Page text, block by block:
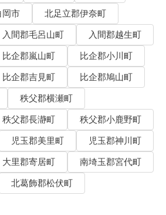
岡市
北足立郡伊奈町
入間郡毛呂山町
入間郡越生町
比企郡嵐山町
比企郡小川町
比企郡吉見町
比企郡鳩山町
秩父郡横瀬町
秩父郡長瀞町
秩父郡小鹿野町
児玉郡美里町
児玉郡神川町
大里郡寄居町
南埼玉郡宮代町
北葛飾郡松伏町